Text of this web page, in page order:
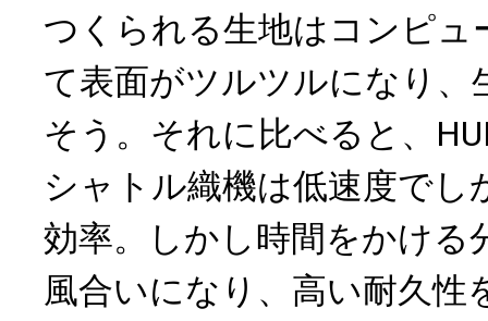
つくられる生地はコンピュ
て表面がツルツルになり、
そう。それに比べると、
シャトル織機は低速度でし
効率。しかし時間をかける
風合いになり、高い耐久性